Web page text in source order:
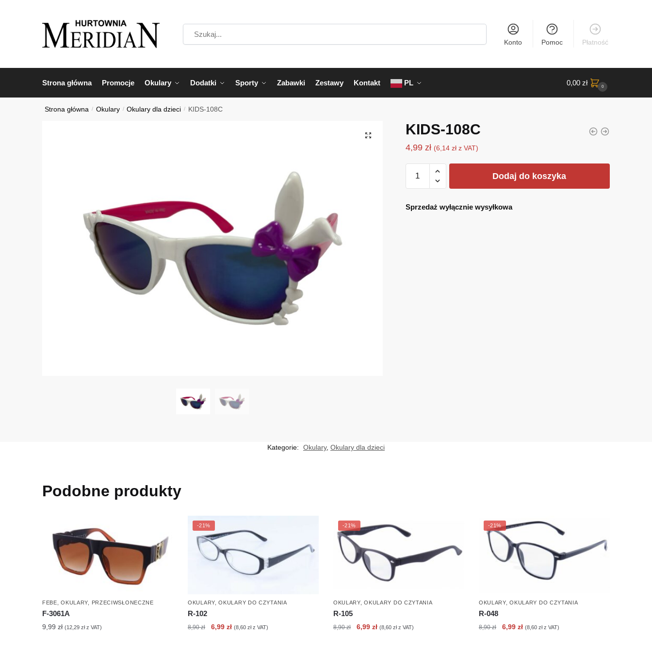
Konto Pomoc Płatność
Strona główna Promocje Okulary Dodatki Sporty Zabawki Zestawy Kontakt PL 0,00 zł 0
Strona główna / Okulary / Okulary dla dzieci / KIDS-108C
KIDS-108C
4,99 zł (6,14 złz VAT)
KIDS-
Dodaj do koszyka
Sprzedaż wyłącznie wysyłkowa
Kategorie: Okulary, Okulary dla dzieci
Podobne produkty
FEBE,OKULARY, PRZECIWSŁONECZNE
F-3061A
9,99zł (12,29złz VAT)
-21%
OKULARY,OKULARY DO CZYTANIA
R-102
8,90zł
Pierwotna
6,99 złAktualna
(8,60 złz VAT)
-21%
OKULARY,OKULARY DO CZYTANIA
R-105
8,90zł
Pierwotna
6,99 złAktualna
(8,60 złz VAT)
-21%
OKULARY,OKULARY DO CZYTANIA
R-048
8,90zł
Pierwotna
6,99 złAktualna
(8,60 złz VAT)